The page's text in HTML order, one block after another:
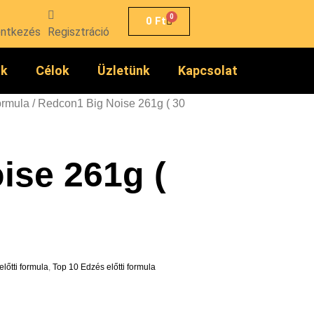
Regisztráció
0 Ft 0
Célok Üzletünk Kapcsolat
/ Redcon1 Big Noise 261g ( 30
261g (
formula, Top 10 Edzés előtti formula